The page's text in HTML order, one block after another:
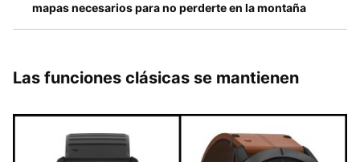
mapas necesarios para no perderte en la montaña
Las funciones clásicas se mantienen